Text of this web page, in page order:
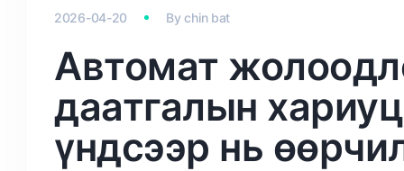
2026-04-20 Bychin bat
Автомат
даатгалын
үндсээр нь